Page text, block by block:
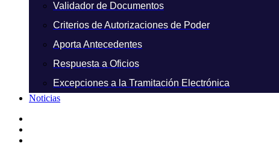
Validador de Documentos
Criterios de Autorizaciones de Poder
Aporta Antecedentes
Respuesta a Oficios
Excepciones a la Tramitación Electrónica
Noticias